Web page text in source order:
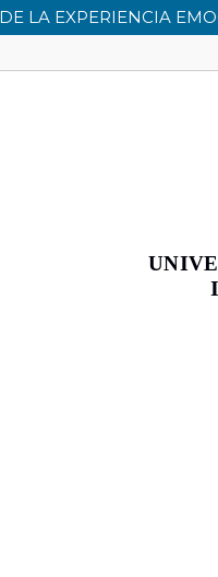
LA EXPERIENCIA